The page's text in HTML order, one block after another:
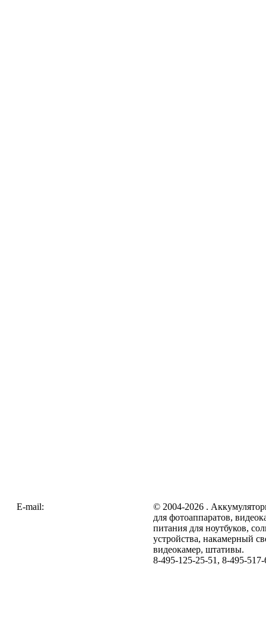
E-mail:
© 2004-2026 .
для фотоаппаратов,
питания для ноутбуков,
устройства, накамерный
видеокамер, штативы.
8-495-125-25-51, 8-495-